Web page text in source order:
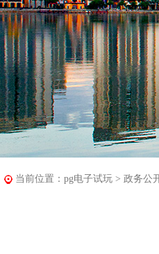
当前位置： pg电子试玩 > 政务公